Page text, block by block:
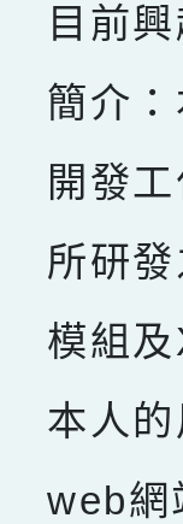
目前
簡介
開發
所研
模組
本人
web網